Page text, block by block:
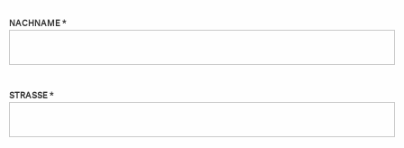
NACHNAME *
STRASSE *